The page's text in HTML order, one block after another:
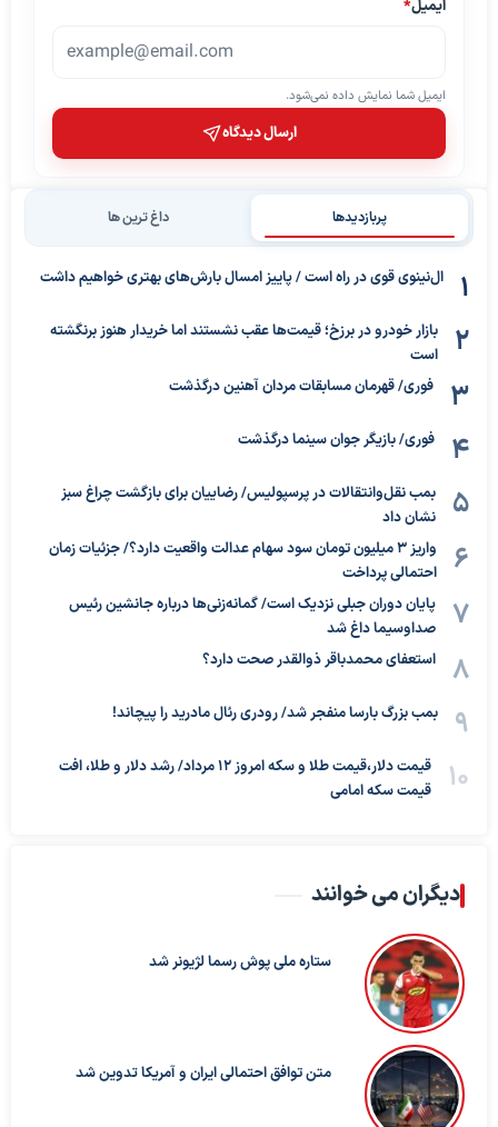
ایمیل*
ایمیل شما نمایش داده نمی‌شود.
ارسال دیدگاه
پربازدیدها داغ ترین ها
ال‌نینوی قوی در راه است / پاییز امسال بارش‌های بهتری خواهیم داشت
بازار خودرو در برزخ؛ قیمت‌ها عقب نشستند اما خریدار هنوز برنگشته
است
فوری/ قهرمان مسابقات مردان آهنین درگذشت
فوری/ بازیگر جوان سینما درگذشت
بمب نقل‌وانتقالات در پرسپولیس/ رضاییان برای بازگشت چراغ سبز
نشان داد
واریز ۳ میلیون تومان سود سهام عدالت واقعیت دارد؟/ جزئیات زمان
احتمالی پرداخت
پایان دوران جبلی نزدیک است/ گمانه‌زنی‌ها درباره جانشین رئیس
صداوسیما داغ شد
استعفای محمدباقر ذوالقدر صحت دارد؟
بمب بزرگ بارسا منفجر شد/ رودری رئال مادرید را پیچاند!
قیمت دلار،قیمت طلا و سکه امروز ۱۲ مرداد/ رشد دلار و طلا، افت
قیمت سکه امامی
دیگران می خوانند
ستاره ملی پوش رسما لژیونر شد
متن توافق احتمالی ایران و آمریکا تدوین شد